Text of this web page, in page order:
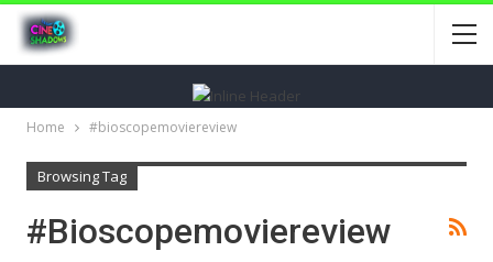
Home #bioscopemoviereview
Browsing Tag
#bioscopemoviereview